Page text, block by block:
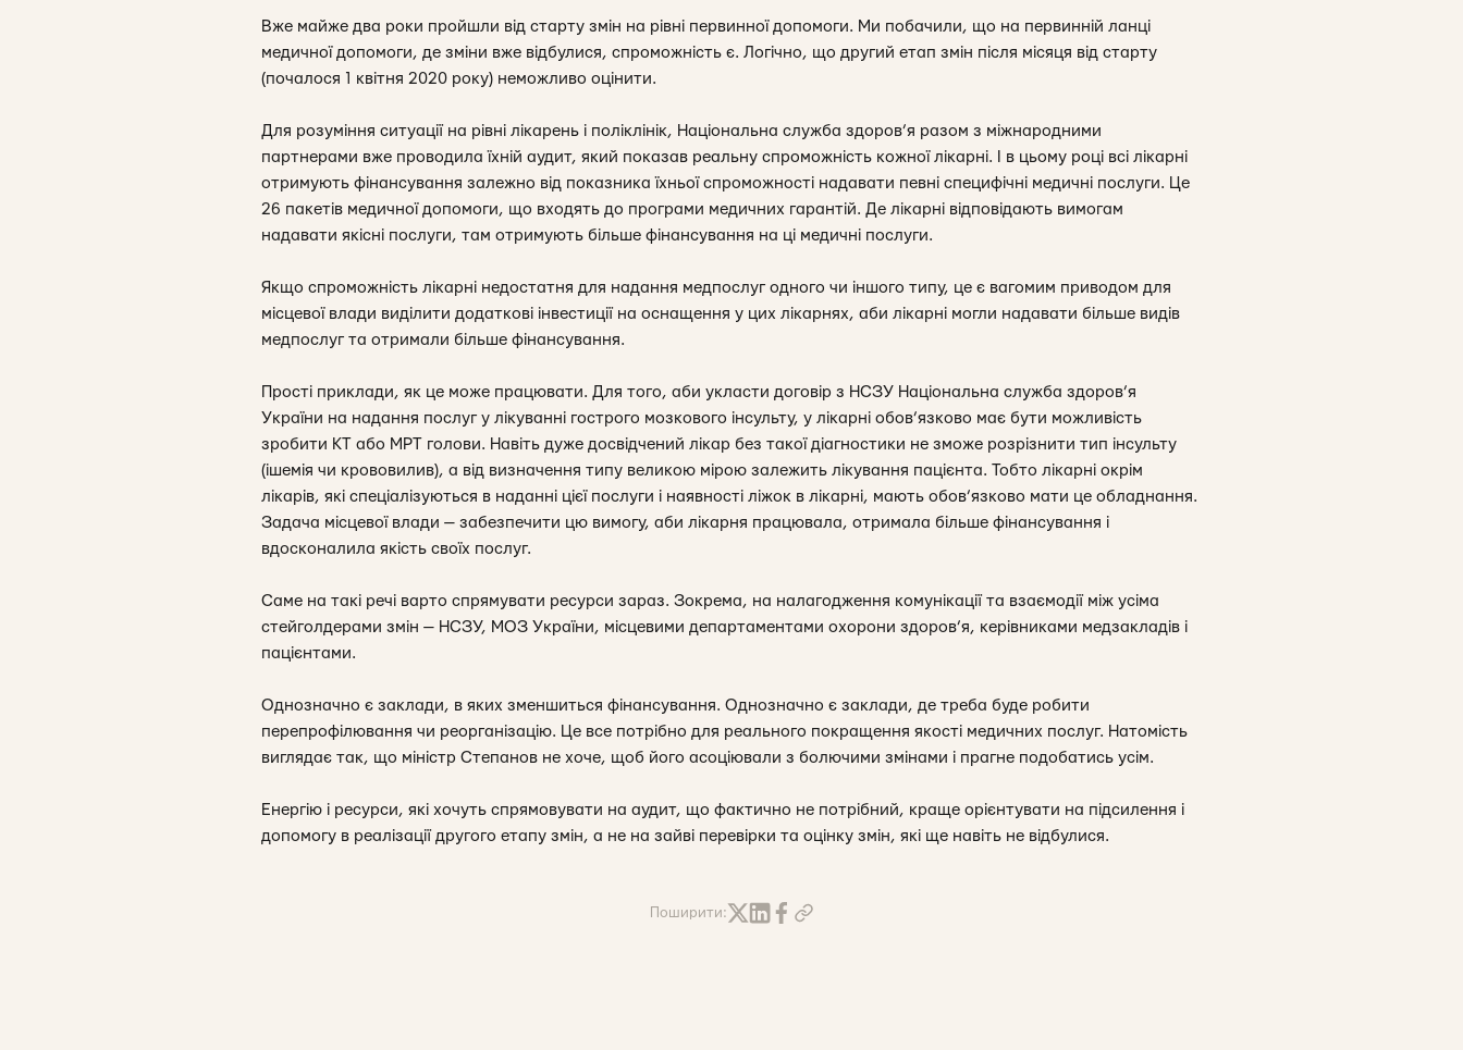
Вже майже два роки пройшли від старту змін на рівні первинної допомоги. Ми побачили, що на первинній ланці
медичної допомоги, де зміни вже відбулися, спроможність є. Логічно, що другий етап змін після місяця від старту
(почалося 1 квітня 2020 року) неможливо оцінити.
Для розуміння ситуації на рівні лікарень і поліклінік, Національна служба здоров’я разом з міжнародними
партнерами вже проводила їхній аудит, який показав реальну спроможність кожної лікарні. І в цьому році всі лікарні
отримують фінансування залежно від показника їхньої спроможності надавати певні специфічні медичні послуги. Це
26 пакетів медичної допомоги, що входять до програми медичних гарантій. Де лікарні відповідають вимогам
надавати якісні послуги, там отримують більше фінансування на ці медичні послуги.
Якщо спроможність лікарні недостатня для надання медпослуг одного чи іншого типу, це є вагомим приводом для
місцевої влади виділити додаткові інвестиції на оснащення у цих лікарнях, аби лікарні могли надавати більше видів
медпослуг та отримали більше фінансування.
Прості приклади, як це може працювати. Для того, аби укласти договір з НСЗУ Національна служба здоров’я
України на надання послуг у лікуванні гострого мозкового інсульту, у лікарні обов’язково має бути можливість
зробити КТ або МРТ голови. Навіть дуже досвідчений лікар без такої діагностики не зможе розрізнити тип інсульту
(ішемія чи крововилив), а від визначення типу великою мірою залежить лікування пацієнта. Тобто лікарні окрім
лікарів, які спеціалізуються в наданні цієї послуги і наявності ліжок в лікарні, мають обов’язково мати це обладнання.
Задача місцевої влади — забезпечити цю вимогу, аби лікарня працювала, отримала більше фінансування і
вдосконалила якість своїх послуг.
Саме на такі речі варто спрямувати ресурси зараз. Зокрема, на налагодження комунікації та взаємодії між усіма
стейголдерами змін — НСЗУ, МОЗ України, місцевими департаментами охорони здоров’я, керівниками медзакладів і
пацієнтами.
Однозначно є заклади, в яких зменшиться фінансування. Однозначно є заклади, де треба буде робити
перепрофілювання чи реорганізацію. Це все потрібно для реального покращення якості медичних послуг. Натомість
виглядає так, що міністр Степанов не хоче, щоб його асоціювали з болючими змінами і прагне подобатись усім.
Енергію і ресурси, які хочуть спрямовувати на аудит, що фактично не потрібний, краще орієнтувати на підсилення і
допомогу в реалізації другого етапу змін, а не на зайві перевірки та оцінку змін, які ще навіть не відбулися.
Поширити: